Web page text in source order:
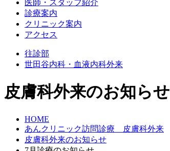
医師・スタッフ紹介
診療案内
クリニック案内
アクセス
往診部
世田谷内科・血液内科外来
皮膚科外来のお知らせ
HOME
あんクリニック訪問診療 皮膚科外来
皮膚科外来のお知らせ